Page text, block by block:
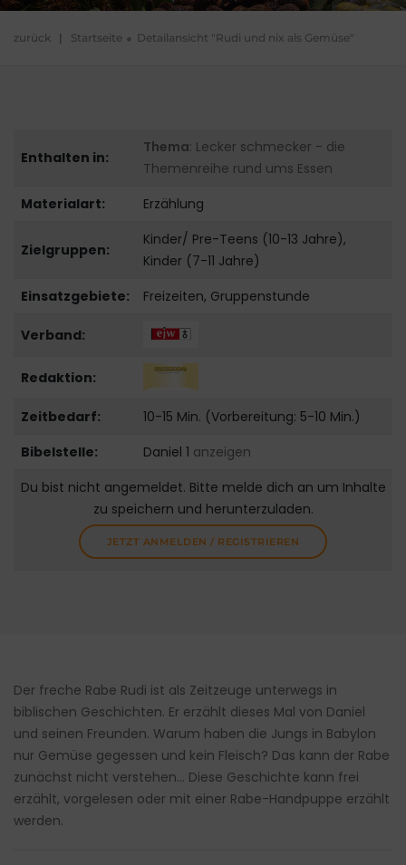
zurück | Startseite Detailansicht "Rudi und nix als Gemüse"
Enthalten in:
Thema: Lecker schmecker - die
Themenreihe rund ums Essen
Materialart:
Erzählung
Zielgruppen:
Kinder/ Pre-Teens (10-13 Jahre),
Kinder (7-11 Jahre)
Einsatzgebiete:
Freizeiten, Gruppenstunde
Verband:
Redaktion:
Zeitbedarf:
10-15 Min. (Vorbereitung: 5-10 Min.)
Bibelstelle:
Daniel 1 anzeigen
Du bist nicht angemeldet. Bitte melde dich an um Inhalte
zu speichern und herunterzuladen.
JETZT ANMELDEN / REGISTRIEREN
Der freche Rabe Rudi ist als Zeitzeuge unterwegs in
biblischen Geschichten. Er erzählt dieses Mal von Daniel
und seinen Freunden. Warum haben die Jungs in Babylon
nur Gemüse gegessen und kein Fleisch? Das kann der Rabe
zunächst nicht verstehen… Diese Geschichte kann frei
erzählt, vorgelesen oder mit einer Rabe-Handpuppe erzählt
werden.